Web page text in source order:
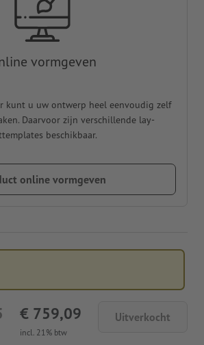
vormgeven
kunt u uw ontwerp heel eenvoudig zelf
Daarvoor zijn verschillende lay-
beschikbaar.
online vormgeven
incl. 21% btw
€ 759,09 Uitverkocht